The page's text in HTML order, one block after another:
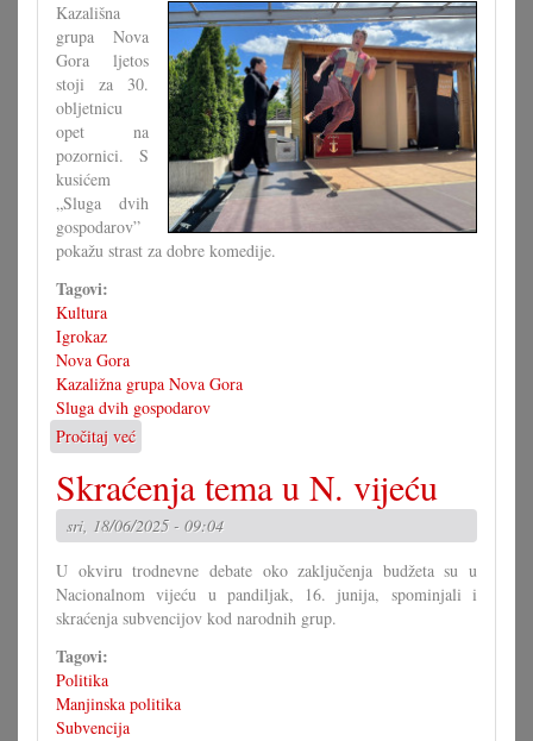
Kazališna
grupa Nova
Gora ljetos
stoji za 30.
obljetnicu
opet na
pozornici. S
kusićem
„Sluga dvih
gospodarov”
pokažu strast za dobre komedije.
Tagovi:
Kultura
Igrokaz
Nova Gora
Kazaližna grupa Nova Gora
Sluga dvih gospodarov
Pročitaj već
Sluga
dvih
gospodarov
u
Gori
Skraćenja tema u N. vijeću
sri, 18/06/2025 - 09:04
U okviru trodnevne debate oko zaključenja budžeta su u
Nacionalnom vijeću u pandiljak, 16. junija, spominjali i
skraćenja subvencijov kod narodnih grup.
Tagovi:
Politika
Manjinska politika
Subvencija